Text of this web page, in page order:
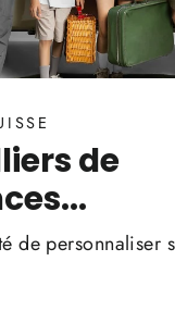
de
de personnaliser